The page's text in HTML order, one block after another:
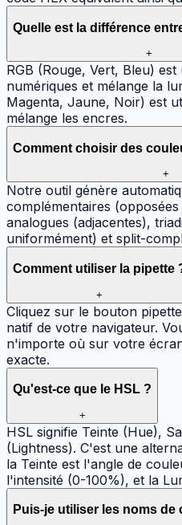
Quelle est la différence
+
RGB (Rouge, Vert, Bleu)
numériques et mélange la
Magenta, Jaune, Noir) est
mélange les encres.
Comment choisir des
+
Notre outil génère
complémentaires
analogues (adjacentes),
uniformément) et split-
Comment utiliser la pipette
+
Cliquez sur le bouton
natif de votre navigateur.
n'importe où sur votre
exacte.
Qu'est-ce que le HSL ?
+
HSL signifie Teinte (Hue),
(Lightness). C'est une
la Teinte est l'angle de
l'intensité (0-100%), et la
Puis-je utiliser les noms de